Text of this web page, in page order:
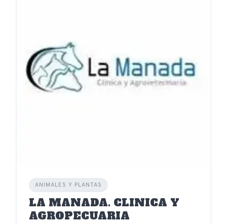
ANIMALES Y PLANTAS
LA MANADA. CLINICA Y
AGROPECUARIA